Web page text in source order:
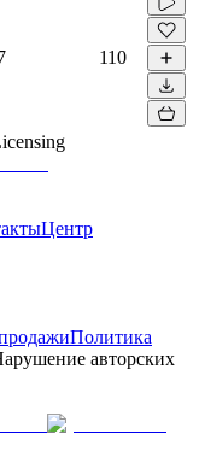
110
Центр
Политика
авторских